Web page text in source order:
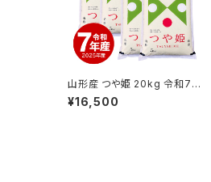
山形産 つや姫 20kg 令和7
年産
¥16,500